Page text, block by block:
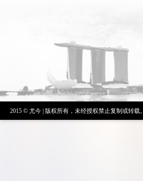
2015 © 尤今 | 版权所有，未经授权禁止复制或转载。